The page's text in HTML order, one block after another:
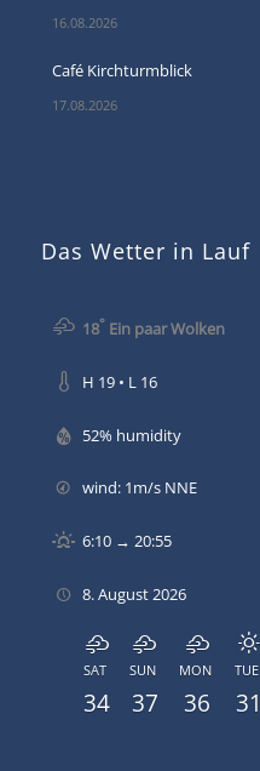
16.08.2026
Café Kirchturmblick
17.08.2026
Das Wetter in Lauf
18°Ein paar Wolken
H 19 • L 16
52% humidity
wind: 1m/s NNE
6:10 → 20:55
8. August 2026
SAT
34
SUN
37
MON
36
TUE
31